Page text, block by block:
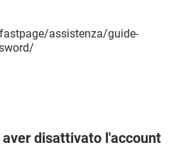
assistenza/guide-
disattivato l'account